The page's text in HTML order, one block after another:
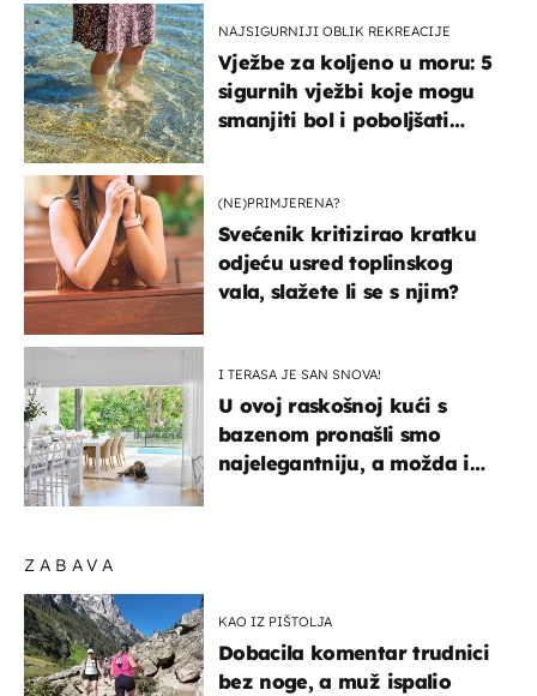
ZABAVA
KAO IZ PIŠTOLJA
Dobacila komentar trudnici
bez noge, a muž ispalio
NAJSIGURNIJI OBLIK REKREACIJE
Vježbe za koljeno u moru: 5
sigurnih vježbi koje mogu
smanjiti bol i poboljšati
(NE)PRIMJERENA?
Svećenik kritizirao kratku
odjeću usred toplinskog
vala, slažete li se s njim?
I TERASA JE SAN SNOVA!
U ovoj raskošnoj kući s
bazenom pronašli smo
najelegantniju, a možda i